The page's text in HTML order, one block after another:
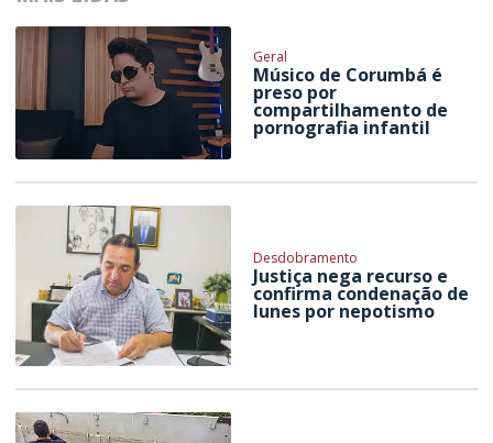
Geral
Músico de Corumbá é
preso por
compartilhamento de
pornografia infantil
Desdobramento
Justiça nega recurso e
confirma condenação de
Iunes por nepotismo